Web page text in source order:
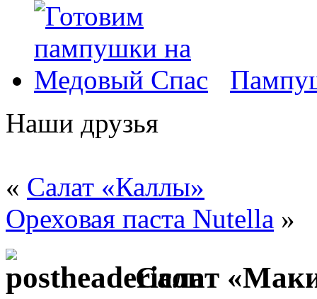
Наши друзья
« Салат «Каллы»
Ореховая паста Nutella »
Салат